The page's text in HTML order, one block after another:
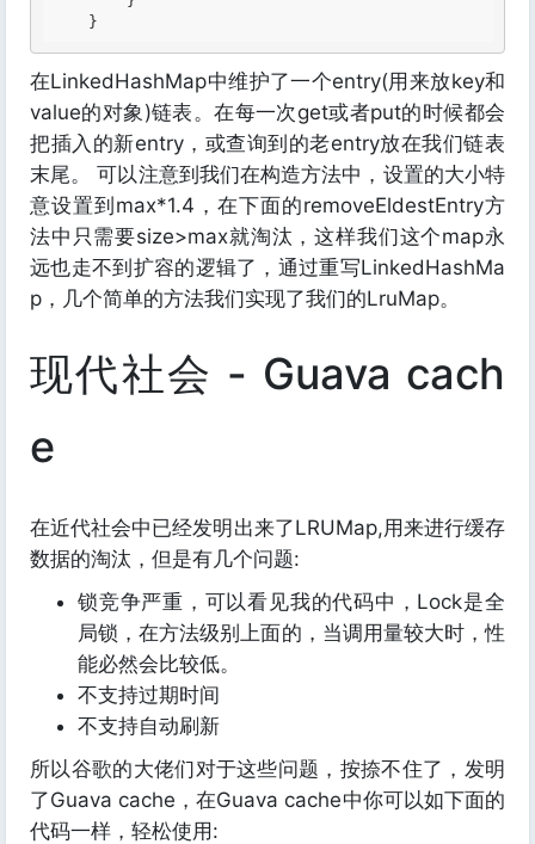
在LinkedHashMap中维护了一个entry(用来放key和
value的对象)链表。在每一次get或者put的时候都会
把插入的新entry，或查询到的老entry放在我们链表
末尾。 可以注意到我们在构造方法中，设置的大小特
意设置到max*1.4，在下面的removeEldestEntry方
法中只需要size>max就淘汰，这样我们这个map永
远也走不到扩容的逻辑了，通过重写LinkedHashMa
p，几个简单的方法我们实现了我们的LruMap。
现代社会 - Guava cach
e
在近代社会中已经发明出来了LRUMap,用来进行缓存
数据的淘汰，但是有几个问题:
锁竞争严重，可以看见我的代码中，Lock是全
局锁，在方法级别上面的，当调用量较大时，性
能必然会比较低。
不支持过期时间
不支持自动刷新
所以谷歌的大佬们对于这些问题，按捺不住了，发明
了Guava cache，在Guava cache中你可以如下面的
代码一样，轻松使用: